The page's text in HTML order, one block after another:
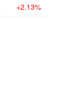
+2.13%